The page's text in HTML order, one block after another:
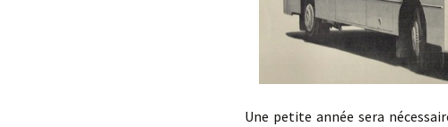
Une petite année sera nécessaire